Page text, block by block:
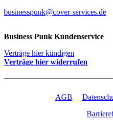
businesspunk@cover-services.de
Business Punk Kundenservice
Verträge hier kündigen
Verträge hier widerrufen
AGB